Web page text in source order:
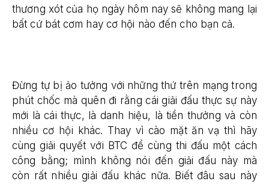
thương xót của họ ngày hôm nay sẽ không mang lại
bất cứ bát cơm hay cơ hội nào đến cho bạn cả.
Đừng tự bị ảo tưởng với những thứ trên mạng trong
phút chốc mà quên đi rằng cái giải đấu thực sự này
mới là cái thực, là danh hiệu, là tiền thưởng và còn
nhiều cơ hội khác. Thay vì cào mặt ăn vạ thì hãy
cùng giải quyết với BTC để cùng thi đấu một cách
công bằng; mình không nói đến giải đấu này mà
còn rất nhiều giải đấu khác nữa. Biết đâu sau này